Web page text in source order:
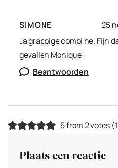
SIMONE
25
Ja grappige combi he. Fijn
gevallen Monique!
Beantwoorden
5 from 2 votes (
Plaats een reactie